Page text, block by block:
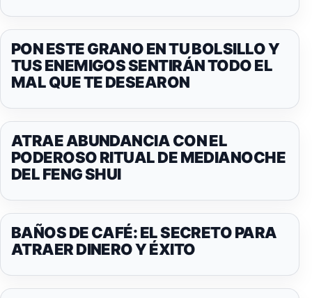
PON ESTE GRANO EN TU BOLSILLO Y
TUS ENEMIGOS SENTIRÁN TODO EL
MAL QUE TE DESEARON
ATRAE ABUNDANCIA CON EL
PODEROSO RITUAL DE MEDIANOCHE
DEL FENG SHUI
BAÑOS DE CAFÉ: EL SECRETO PARA
ATRAER DINERO Y ÉXITO